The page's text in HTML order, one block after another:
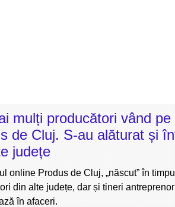
mulți producători vând
de Cluj. S-au alăturat și
județe
online Produs de Cluj, „născut” în
din alte județe, dar și tineri
în afaceri.